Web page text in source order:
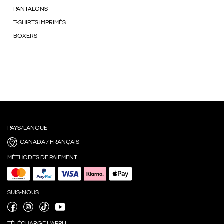
PANTALONS
T-SHIRTS IMPRIMÉS
BOXERS
PAYS/LANGUE
CANADA / FRANÇAIS
MÉTHODES DE PAIEMENT
SUIS-NOUS